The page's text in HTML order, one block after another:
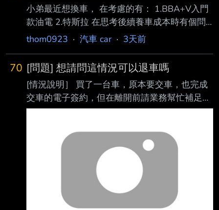
小弟最近想換車， 在考慮的有： 1.BBA+V入門
款油電 2.特斯拉 在思考後續養車成本時有個問
題不確定自身認知是否正確，想請教各位前輩：
此特斯拉應該還是更省錢？ 雖然我里程數不高
+要在外充電：跟油車相比省不到什麼油錢 但電
車不需常常維修保養 歐洲油車妥善率不高+維修
保養貴，選電車還是會更省錢 請問這樣理解是
普及電 池花費已沒那麼高。 殘值的部分：我自
己是想長期持有所以不太重要，
thom0923 · 汽車 car· 3天前
70 [問題] 想請問這情況可以退車嗎
[情況說明］ 買了一台車，原本要交車，也完成
交車的電子簽約，但在離開前請業務幫忙補足胎
壓到34 psi ! 結果業務上車在保養廠內移車時，
嗎？ P.S.: 目前車還在車廠內，他們說內部討論
一下明天回覆 再麻煩各位大神給建議了 --